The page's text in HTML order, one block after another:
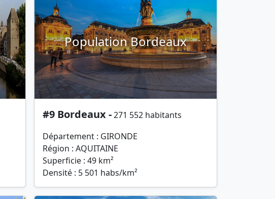
Population Bordeaux
#9 Bordeaux -271 552 habitants
Département : GIRONDE
Région : AQUITAINE
Superficie : 49 km²
Densité : 5 501 habs/km²